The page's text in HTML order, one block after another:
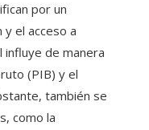
por un
y el acceso a
influye de manera
(PIB) y el
también se
como la